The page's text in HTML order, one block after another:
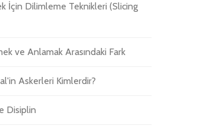
İçin Dilimleme Teknikleri (Slicing
ve Anlamak Arasındaki Fark
Askerleri Kimlerdir?
Disiplin